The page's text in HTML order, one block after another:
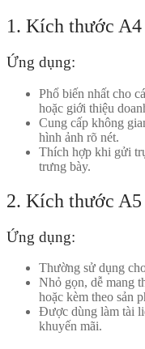
1. Kích thước
Ứng dụng:
Phổ biến nhất cho
hoặc giới thiệu
Cung cấp không
hình ảnh rõ nét.
Thích hợp khi gửi
trưng bày.
2. Kích thước
Ứng dụng:
Thường sử dụng
Nhỏ gọn, dễ mang
hoặc kèm theo sản
Được dùng làm tài
khuyến mãi.